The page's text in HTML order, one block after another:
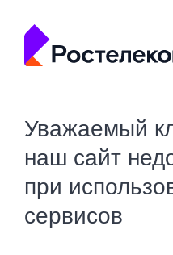
Уважаемый
наш сайт
при
сервисов